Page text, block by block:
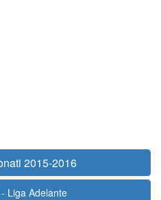
2015-2016
Liga Adelante